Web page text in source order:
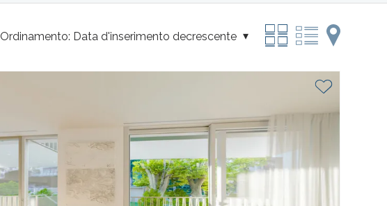
Ordinamento: Data d'inserimento decrescente